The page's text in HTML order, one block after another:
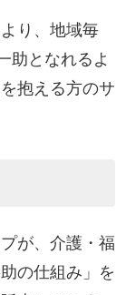
り、地域毎
助となれるよ
抱える方のサ
が、介護・福
の仕組み」を